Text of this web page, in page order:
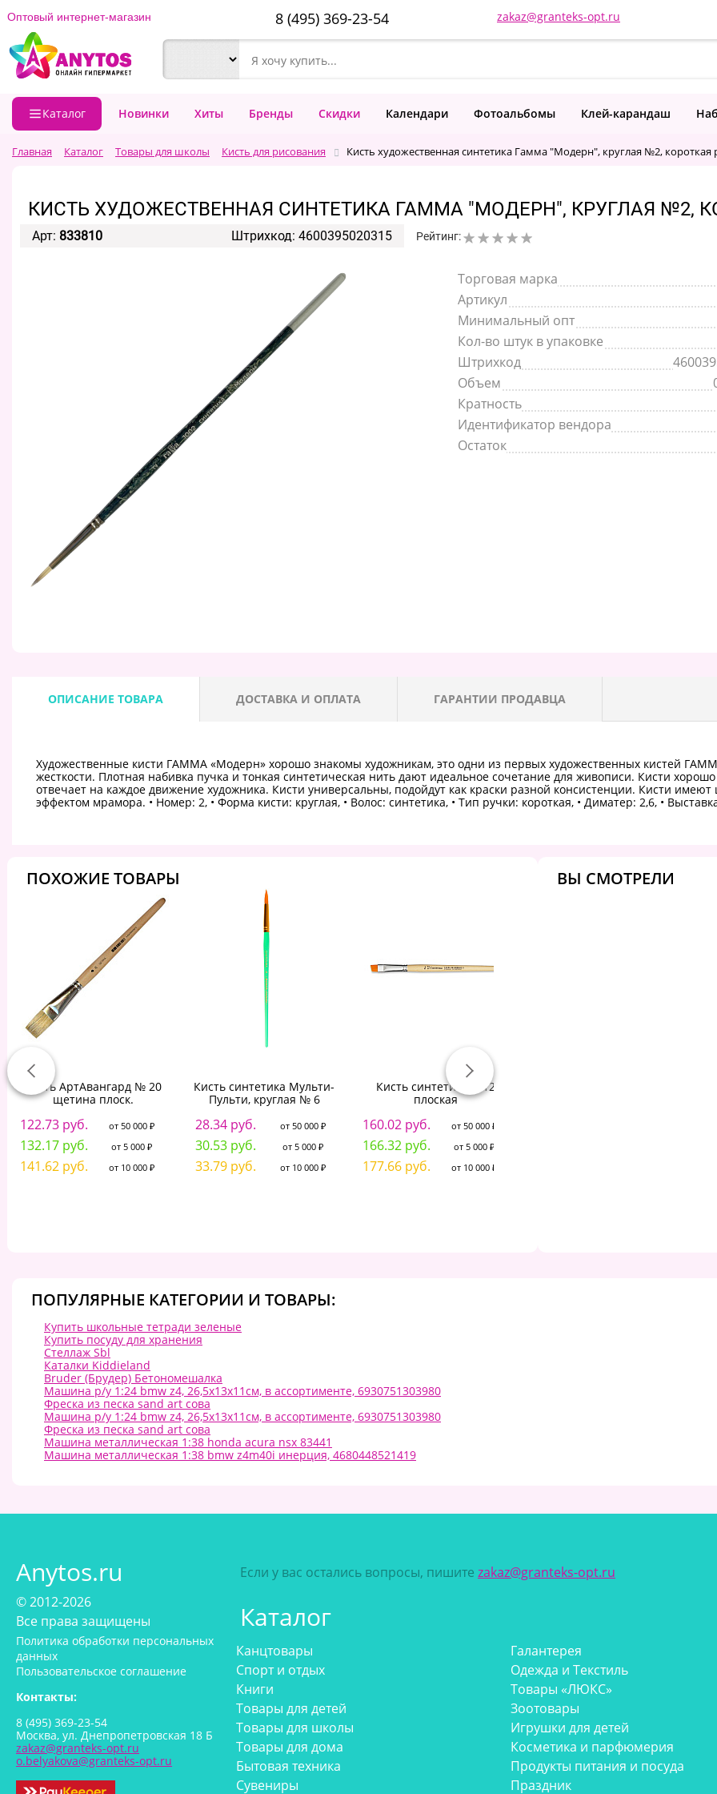
Оптовый интернет-магазин 8 (495) 369-23-54 zakaz@granteks-opt.ru
Каталог Новинки Хиты Бренды Скидки Календари Фотоальбомы Клей-карандаш
Главная Каталог Товары для школы Кисть для рисования Кисть художественная синтетика Гамма "Модерн", круглая №2, короткая
КИСТЬ ХУДОЖЕСТВЕННАЯ СИНТЕТИКА ГАММА "МОДЕРН", КРУГЛАЯ №2,
Арт: 833810 Штрихкод: 4600395020315 Рейтинг:
Торговая марка
Артикул
Минимальный опт
Кол-во штук в упаковке
Штрихкод
Объем
Кратность
Идентификатор вендора
Остаток
ОПИСАНИЕ ТОВАРА ДОСТАВКА И ОПЛАТА ГАРАНТИИ ПРОДАВЦА
Художественные кисти ГАММА «Модерн» хорошо знакомы художникам, это одни из первых художественных кистей
жесткости. Плотная набивка пучка и тонкая синтетическая нить дают идеальное сочетание для живописи. Кисти
отвечает на каждое движение художника. Кисти универсальны, подойдут как краски разной консистенции. Кисти
эффектом мрамора. • Номер: 2, • Форма кисти: круглая, • Волос: синтетика, • Тип ручки: короткая, • Диматер: 2,6, •
ПОХОЖИЕ ТОВАРЫ
Кисть АртАвангард № 20
щетина плоск.
122.73 руб. от 50 000 ₽
132.17 руб. от 5 000 ₽
141.62 руб. от 10 000 ₽
Кисть синтетика Мульти-
Пульти, круглая № 6
28.34 руб. от 50 000 ₽
30.53 руб. от 5 000 ₽
33.79 руб. от 10 000 ₽
Кисть синтетика №12
плоская
160.02 руб. от 50 000 ₽
166.32 руб. от 5 000 ₽
177.66 руб. от 10 000 ₽
ВЫ СМОТРЕЛИ
ПОПУЛЯРНЫЕ КАТЕГОРИИ И ТОВАРЫ:
Купить школьные тетради зеленые
Купить посуду для хранения
Стеллаж Sbl
Каталки Kiddieland
Bruder (Брудер) Бетономешалка
Машина р/у 1:24 bmw z4, 26,5х13х11см, в ассортименте, 6930751303980
Фреска из песка sand art сова
Машина р/у 1:24 bmw z4, 26,5х13х11см, в ассортименте, 6930751303980
Фреска из песка sand art сова
Машина металлическая 1:38 honda acura nsx 83441
Машина металлическая 1:38 bmw z4m40i инерция, 4680448521419
Anytos.ru
© 2012-2026
Все права защищены
Политика обработки персональных
данных
Пользовательское соглашение
Контакты:
8 (495) 369-23-54
Москва, ул. Днепропетровская 18 Б
zakaz@granteks-opt.ru
o.belyakova@granteks-opt.ru
Если у вас остались вопросы, пишите zakaz@granteks-opt.ru
Каталог
Канцтовары
Спорт и отдых
Книги
Товары для детей
Товары для школы
Товары для дома
Бытовая техника
Сувениры
Галантерея
Одежда и Текстиль
Товары «ЛЮКС»
Зоотовары
Игрушки для детей
Косметика и парфюмерия
Продукты питания и посуда
Праздник